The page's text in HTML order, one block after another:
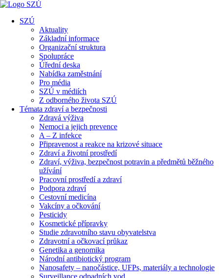
SZÚ
Aktuality
Základní informace
Organizační struktura
Spolupráce
Úřední deska
Nabídka zaměstnání
Pro média
SZÚ v médiích
Z odborného života SZÚ
Témata zdraví a bezpečnosti
Zdravá výživa
Nemoci a jejich prevence
A – Z infekce
Připravenost a reakce na krizové situace
Zdraví a životní prostředí
Zdraví, výživa, bezpečnost potravin a předmětů běžného
užívání
Pracovní prostředí a zdraví
Podpora zdraví
Cestovní medicína
Vakcíny a očkování
Pesticidy
Kosmetické přípravky
Studie zdravotního stavu obyvatelstva
Zdravotní a očkovací průkaz
Genetika a genomika
Národní antibiotický program
Nanosafety – nanočástice, UFPs, materiály a technologie
Surveillance odpadních vod